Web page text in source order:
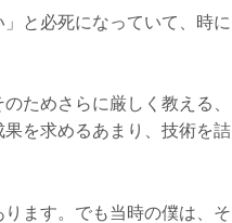
と必死になっていて、時に
ためさらに厳しく教える、
を求めるあまり、技術を詰
ます。でも当時の僕は、そ